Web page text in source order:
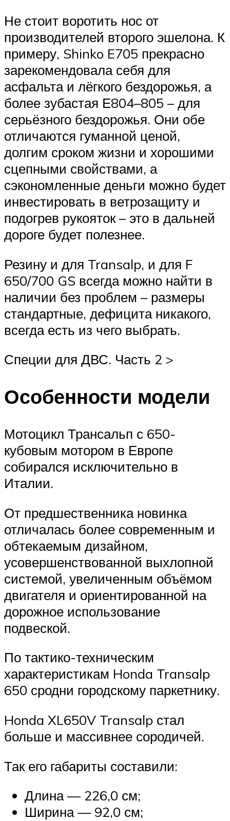
Не стоит воротить нос от
производителей второго эшелона. К
примеру, Shinko E705 прекрасно
зарекомендовала себя для
асфальта и лёгкого бездорожья, а
более зубастая Е804–805 – для
серьёзного бездорожья. Они обе
отличаются гуманной ценой,
долгим сроком жизни и хорошими
сцепными свойствами, а
сэкономленные деньги можно будет
инвестировать в ветрозащиту и
подогрев рукояток – это в дальней
дороге будет полезнее.
Резину и для Transalp, и для F
650/700 GS всегда можно найти в
наличии без проблем – размеры
стандартные, дефицита никакого,
всегда есть из чего выбрать.
Специи для ДВС. Часть 2 >
Особенности модели
Мотоцикл Трансальп с 650-
кубовым мотором в Европе
собирался исключительно в
Италии.
От предшественника новинка
отличалась более современным и
обтекаемым дизайном,
усовершенствованной выхлопной
системой, увеличенным объёмом
двигателя и ориентированной на
дорожное использование
подвеской.
По тактико-техническим
характеристикам Honda Transalp
650 сродни городскому паркетнику.
Honda XL650V Transalp стал
больше и массивнее сородичей.
Так его габариты составили:
Длина — 226,0 см;
Ширина — 92,0 см;